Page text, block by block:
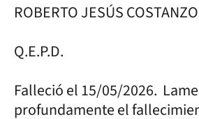
ROBERTO JESÚS COSTANZO
Q.E.P.D.
Falleció el 15/05/2026.
profundamente el